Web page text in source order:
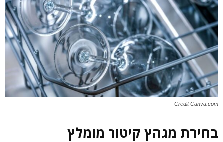
Credit Canva.com
בחירת מגהץ קיטור מומלץ